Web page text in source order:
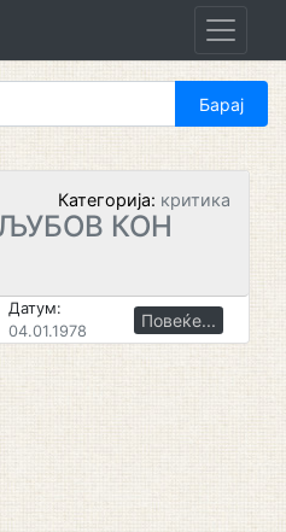
Категорија: критика
КОН
Датум:
04.01.1978
Повеќе...